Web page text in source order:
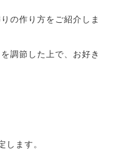
の作り方をご紹介しま
調節した上で、お好き
します。